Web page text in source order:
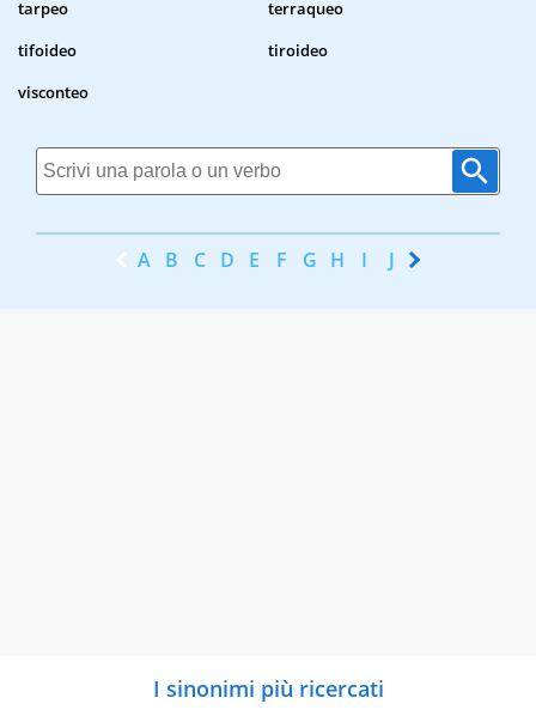
tarpeo
terraqueo
tifoideo
tiroideo
visconteo
A B C D E F G H I J K
I sinonimi più ricercati